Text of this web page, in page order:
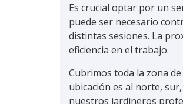
Es crucial optar por un
puede ser necesario
distintas sesiones. La
eficiencia en el trabajo.
Cubrimos toda la zona
ubicación es al norte,
nuestros jardineros